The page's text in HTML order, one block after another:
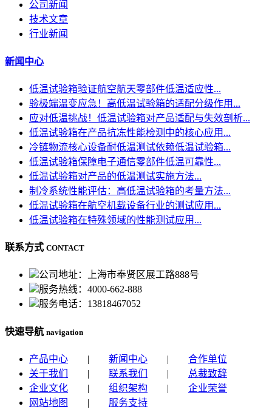
公司新闻
技术文章
行业新闻
新闻中心
低温试验箱验证航空航天零部件低温适应性...
验极端温变应急！高低温试验箱的适配分级作用...
应对低温挑战！低温试验箱对产品适配与失效剖析...
低温试验箱在产品抗冻性能检测中的核心应用...
冷链物流核心设备耐低温测试依赖低温试验箱...
低温试验箱保障电子通信零部件低温可靠性...
低温试验箱对产品的低温测试实施方法...
制冷系统性能评估：高低温试验箱的考量方法...
低温试验箱在航空机载设备行业的测试应用...
低温试验箱在特殊领域的性能测试应用...
联系方式 CONTACT
公司地址：上海市奉贤区展工路888号
服务热线：4000-662-888
服务电话：13818467052
快速导航 navigation
产品中心 | 新闻中心 | 合作单位
关于我们
| 联系我们 | 总裁致辞
企业文化 | 组织架构 | 企业荣誉
网站地图
| 服务支持